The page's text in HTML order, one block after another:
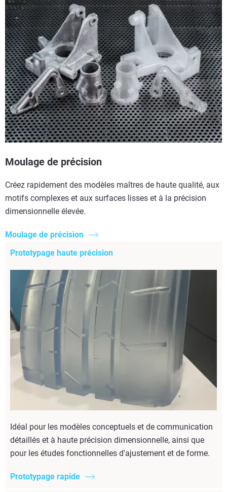
Moulage de précision
Créez rapidement des modèles maîtres de haute qualité, aux
motifs complexes et aux surfaces lisses et à la précision
dimensionnelle élevée.
Moulage de précision
Prototypage haute précision
Idéal pour les modèles conceptuels et de communication
détaillés et à haute précision dimensionnelle, ainsi que
pour les études fonctionnelles d'ajustement et de forme.
Prototypage rapide